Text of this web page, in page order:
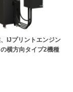
IJプリントエンジン
の横方向タイプ2機種